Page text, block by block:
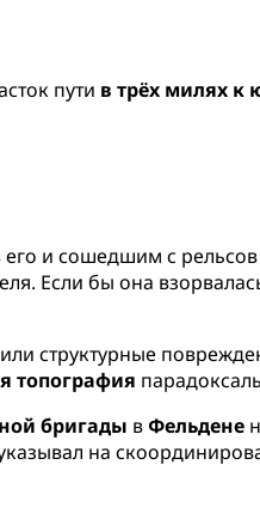
пути в трёх милях к
и сошедшим с
Если бы она
структурные
топография
бригады в Фельдене
на